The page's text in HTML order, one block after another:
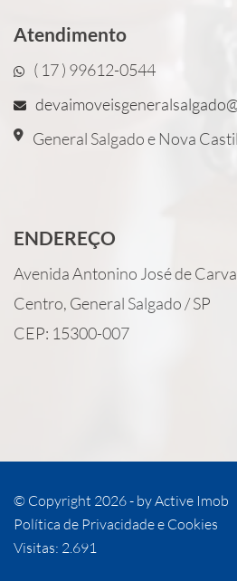
Atendimento
( 17 ) 99612-0544
General Salgado e Nova
ENDEREÇO
Avenida Antonino José de
Centro, General Salgado / SP
CEP: 15300-007
© Copyright 2026 - byActive Imob
Política de Privacidade e Cookies
Visitas: 2.691